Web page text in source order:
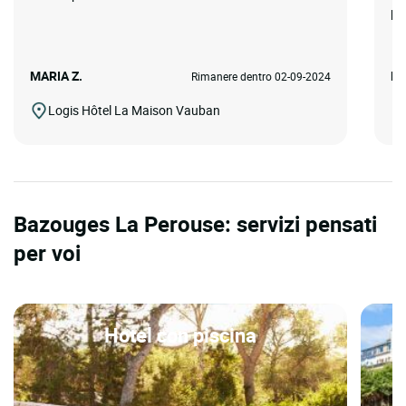
MARIA Z. Rimanere dentro 02-09-2024
Logis Hôtel La Maison Vauban
Bazouges La Perouse: servizi pensati
per voi
Hotel con piscina